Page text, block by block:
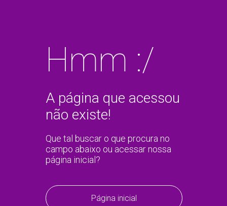
Hmm :/
A página que acessou
não existe!
Que tal buscar o que procura no
campo abaixo ou acessar nossa
página inicial?
Página inicial